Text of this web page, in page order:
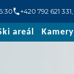
+420 792 621 331
areál Kamery